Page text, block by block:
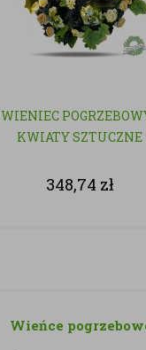
WIENIEC
KWIATY SZTUCZNE
348,74 zł
Wieńce